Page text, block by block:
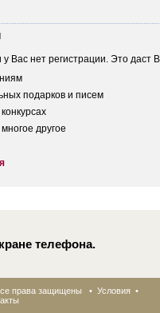
у Вас нет регистрации. Это даст
подарков и писем
другое
телефона.
права защищены • Условия •